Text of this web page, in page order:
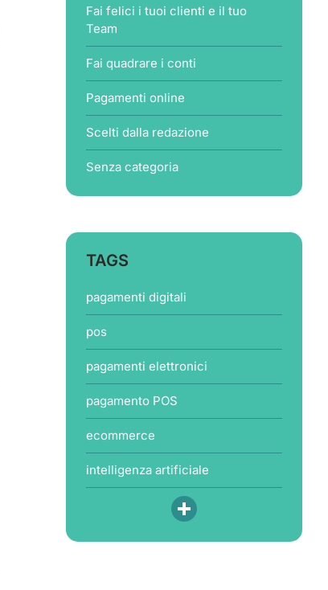
Fai felici i tuoi clienti e il tuo
Team
Fai quadrare i conti
Pagamenti online
Scelti dalla redazione
Senza categoria
TAGS
pagamenti digitali
pos
pagamenti elettronici
pagamento POS
ecommerce
intelligenza artificiale